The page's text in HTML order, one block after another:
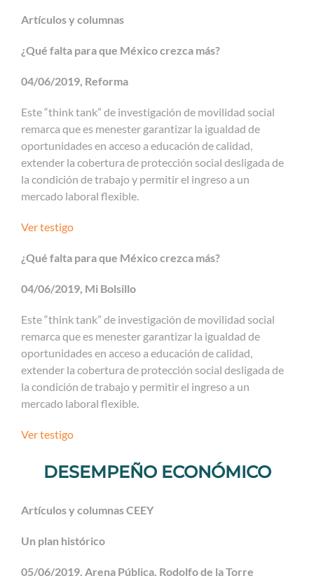
Artículos y columnas
¿Qué falta para que México crezca más?
04/06/2019, Reforma
Este “think tank” de investigación de movilidad social
remarca que es menester garantizar la igualdad de
oportunidades en acceso a educación de calidad,
extender la cobertura de protección social desligada de
la condición de trabajo y permitir el ingreso a un
mercado laboral flexible.
Ver testigo
¿Qué falta para que México crezca más?
04/06/2019, Mi Bolsillo
Este “think tank” de investigación de movilidad social
remarca que es menester garantizar la igualdad de
oportunidades en acceso a educación de calidad,
extender la cobertura de protección social desligada de
la condición de trabajo y permitir el ingreso a un
mercado laboral flexible.
Ver testigo
DESEMPEÑO ECONÓMICO
Artículos y columnas CEEY
Un plan histórico
05/06/2019, Arena Pública, Rodolfo de la Torre